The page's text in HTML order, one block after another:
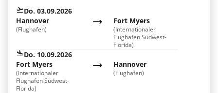
Do. 03.09.2026
Hannover
(Flughafen)
Fort Myers
(Internationaler
Flughafen Südwest-
Florida)
Do. 10.09.2026
Hannover
(Flughafen)
Fort Myers
(Internationaler
Flughafen Südwest-
Florida)